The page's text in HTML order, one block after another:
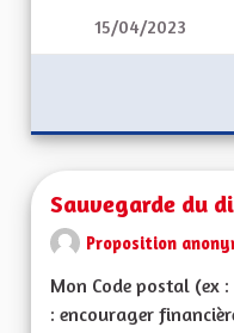
15/04/2023
Sauvegarde du
Proposition
Mon Code postal (ex
: encourager